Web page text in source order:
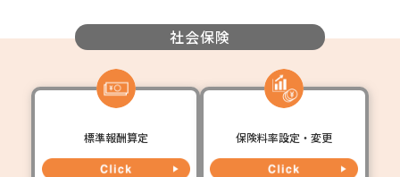
社会保険
標準報酬算定 保険料率設定・変更